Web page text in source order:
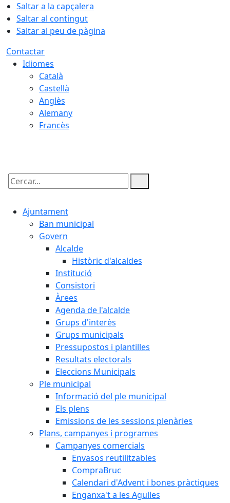
Saltar a la capçalera
Saltar al contingut
Saltar al peu de pàgina
Contactar
Idiomes
Català
Castellà
Anglès
Alemany
Francès
Cercar:
Ajuntament
Ban municipal
Govern
Alcalde
Històric d'alcaldes
Institució
Consistori
Àrees
Agenda de l'alcalde
Grups d'interès
Grups municipals
Pressupostos i plantilles
Resultats electorals
Eleccions Municipals
Ple municipal
Informació del ple municipal
Els plens
Emissions de les sessions plenàries
Plans, campanyes i programes
Campanyes comercials
Envasos reutilitzables
CompraBruc
Calendari d'Advent i bones pràctiques
Enganxa't a les Agulles